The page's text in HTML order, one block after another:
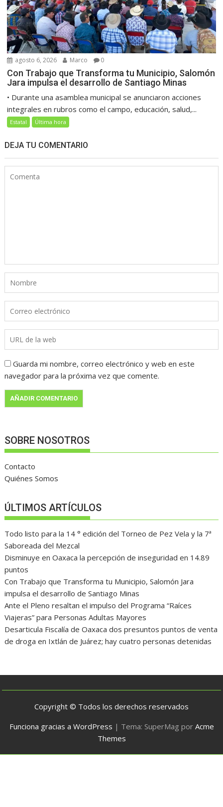
agosto 6, 2026 Marco 0
Con Trabajo que Transforma tu Municipio, Salomón
Jara impulsa el desarrollo de Santiago Minas
• Durante una asamblea municipal se anunciaron acciones
integrales en rubros como el campo, educación, salud,...
Estatal Última hora
DEJA TU COMENTARIO
Guarda mi nombre, correo electrónico y web en este
navegador para la próxima vez que comente.
SOBRE NOSOTROS
Contacto
Quiénes Somos
ÚLTIMOS ARTÍCULOS
Todo listo para la 14 ° edición del Torneo de Pez Vela y la 7ª
Saboreada del Mezcal
Disminuye en Oaxaca la percepción de inseguridad en 14.89
puntos
Con Trabajo que Transforma tu Municipio, Salomón Jara
impulsa el desarrollo de Santiago Minas
Ante el Pleno resaltan el impulso del Programa “Raíces
Viajeras” para Personas Adultas Mayores
Desarticula Fiscalía de Oaxaca dos presuntos puntos de venta
de droga en Ixtlán de Juárez; hay cuatro personas detenidas
Copyright © Todos los derechos reservados
Funciona gracias a WordPress | Tema: SuperMag por Acme
Themes